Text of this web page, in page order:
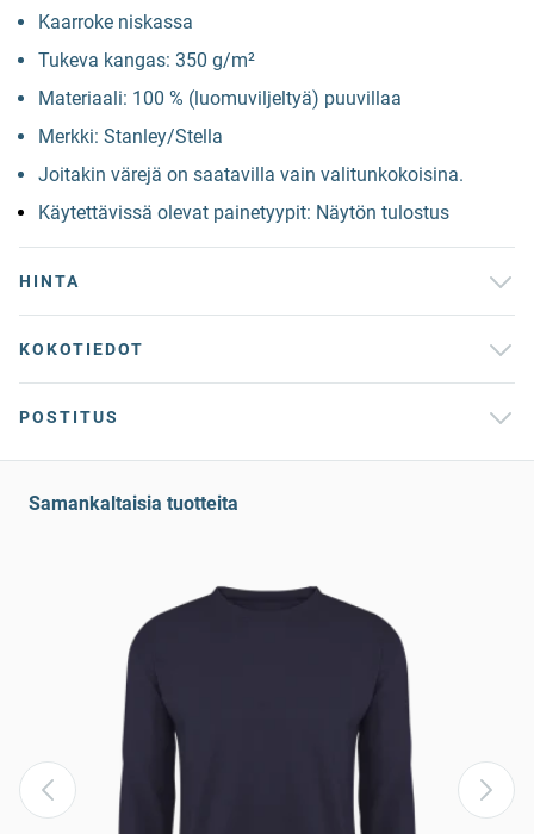
Kaarroke niskassa
Tukeva kangas: 350 g/m²
Materiaali: 100 % (luomuviljeltyä) puuvillaa
Merkki: Stanley/Stella
Joitakin värejä on saatavilla vain valitunkokoisina.
Käytettävissä olevat painetyypit: Näytön tulostus
HINTA
KOKOTIEDOT
POSTITUS
Samankaltaisia tuotteita